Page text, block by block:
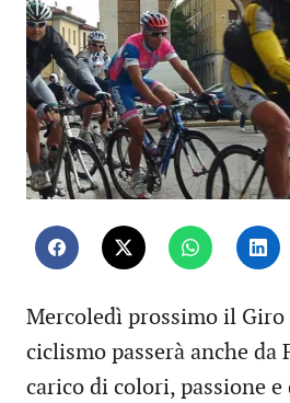
Mercoledì prossimo il Giro
ciclismo passerà anche da
carico di colori, passione e